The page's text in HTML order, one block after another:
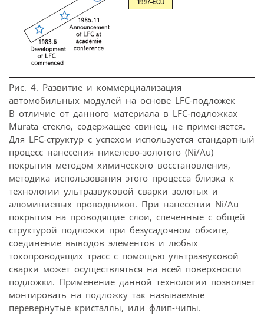
Рис. 4. Развитие и коммерциализация
автомобильных модулей на основе LFC-подложек
В отличие от данного материала в LFC-подложках
Murata стекло, содержащее свинец, не применяется.
Для LFC-структур с успехом используется стандартный
процесс нанесения никелево-золотого (Ni/Au)
покрытия методом химического восстановления,
методика использования этого процесса близка к
технологии ультразвуковой сварки золотых и
алюминиевых проводников. При нанесении Ni/Au
покрытия на проводящие слои, спеченные с общей
структурой подложки при безусадочном обжиге,
соединение выводов элементов и любых
токопроводящих трасс с помощью ультразвуковой
сварки может осуществляться на всей поверхности
подложки. Применение данной технологии позволяет
монтировать на подложку так называемые
перевернутые кристаллы, или флип-чипы.